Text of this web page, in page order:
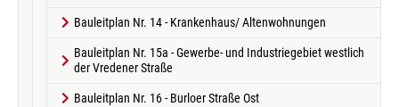
Bauleitplan Nr. 14 - Krankenhaus/ Altenwohnungen
Bauleitplan Nr. 15a - Gewerbe- und Industriegebiet westlich
der Vredener Straße
Bauleitplan Nr. 16 - Burloer Straße Ost